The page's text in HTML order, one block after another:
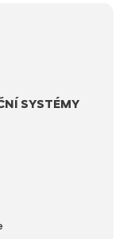
SYSTÉMY